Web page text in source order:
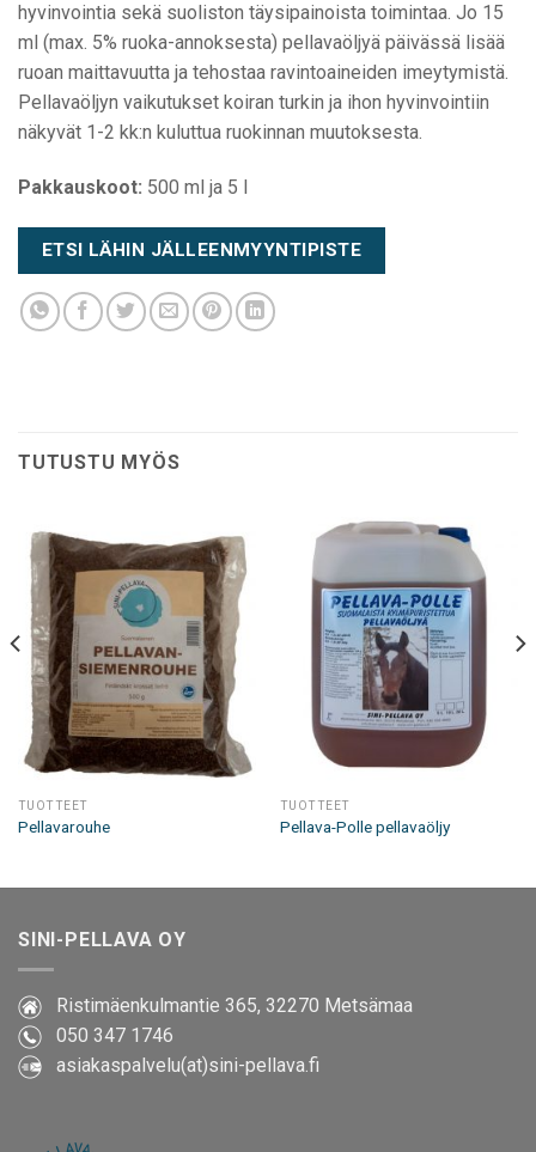
hyvinvointia sekä suoliston täysipainoista toimintaa. Jo 15
ml (max. 5% ruoka-annoksesta) pellavaöljyä päivässä lisää
ruoan maittavuutta ja tehostaa ravintoaineiden imeytymistä.
Pellavaöljyn vaikutukset koiran turkin ja ihon hyvinvointiin
näkyvät 1-2 kk:n kuluttua ruokinnan muutoksesta.
Pakkauskoot: 500 ml ja 5 l
ETSI LÄHIN JÄLLEENMYYNTIPISTE
TUTUSTU MYÖS
TUOTTEET
Pellavarouhe
TUOTTEET
Pellava-Polle pellavaöljy
SINI-PELLAVA OY
Ristimäenkulmantie 365, 32270 Metsämaa
050 347 1746
asiakaspalvelu(at)sini-pellava.fi